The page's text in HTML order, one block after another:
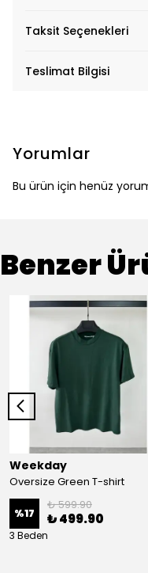
Taksit Seçenekleri
Teslimat Bilgisi
Yorumlar
Bu ürün için henüz
Benzer
Weekday
Oversize Green T-shirt
%17
₺ 599.90
₺ 499.90
3 Beden